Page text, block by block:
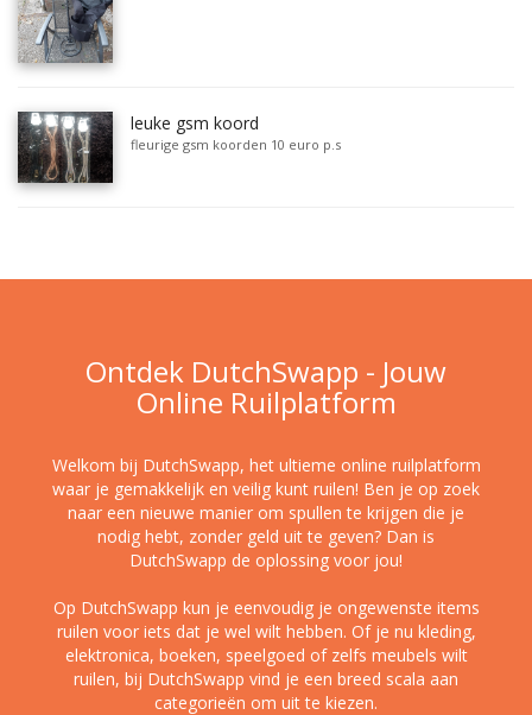
leuke gsm koord
fleurige gsm koorden 10 euro p.s
Ontdek DutchSwapp - Jouw
Online Ruilplatform
Welkom bij DutchSwapp, het ultieme online ruilplatform
waar je gemakkelijk en veilig kunt ruilen! Ben je op zoek
naar een nieuwe manier om spullen te krijgen die je
nodig hebt, zonder geld uit te geven? Dan is
DutchSwapp de oplossing voor jou!
Op DutchSwapp kun je eenvoudig je ongewenste items
ruilen voor iets dat je wel wilt hebben. Of je nu kleding,
elektronica, boeken, speelgoed of zelfs meubels wilt
ruilen, bij DutchSwapp vind je een breed scala aan
categorieën om uit te kiezen.